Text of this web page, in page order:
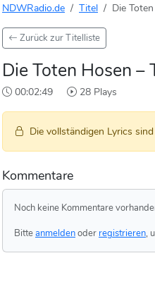
NDWRadio.de Titel Die
Zurück zur Titelliste
Die Toten Hosen
00:02:49 28 Plays
Die vollständigen Lyrics
Kommentare
Noch keine Kommentare
Bitteanmeldenoder registrieren,